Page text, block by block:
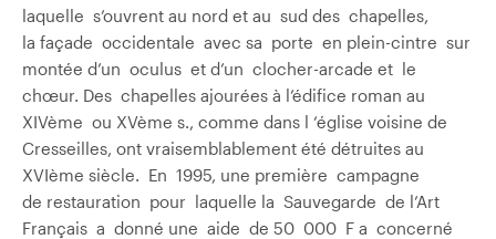
laquelle s’ouvrent au nord et au sud des chapelles,
la façade occidentale avec sa porte en plein-cintre sur
montée d’un oculus et d’un clocher-arcade et le
chœur. Des chapelles ajourées à l’édifice roman au
XIVème ou XVème s., comme dans l ‘église voisine de
Cresseilles, ont vraisemblablement été détruites au
XVIème siècle. En 1995, une première campagne
de restauration pour laquelle la Sauvegarde de l’Art
Français a donné une aide de 50 000 F a concerné